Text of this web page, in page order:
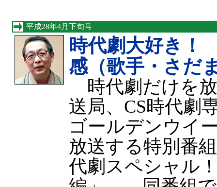
平成28年4月下旬号
時代劇大好き！
感（歌手・さだ
時代劇だけを
送局、CS時代劇
ゴールデンウイ
放送する特別番
代劇スペシャル